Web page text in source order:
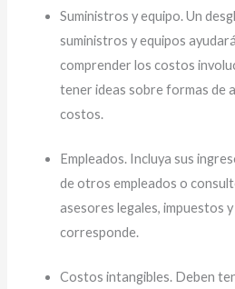
Suministros y equipo. Un
suministros y equipos
comprender los costos
tener ideas sobre formas de
costos.
Empleados. Incluya sus
de otros empleados o
asesores legales, impuestos
corresponde.
Costos intangibles. Deben